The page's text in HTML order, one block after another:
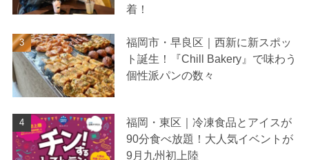
着！
福岡市・早良区｜西新に新スポッ
ト誕生！『Chill Bakery』で味わう
個性派パンの数々
福岡・東区｜冷凍食品とアイスが
90分食べ放題！大人気イベントが
9月九州初上陸